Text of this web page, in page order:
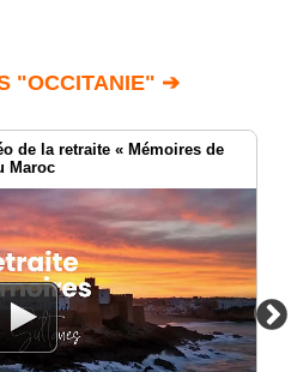
"OCCITANIE" ➔
de la retraite « Mémoires de
Maroc